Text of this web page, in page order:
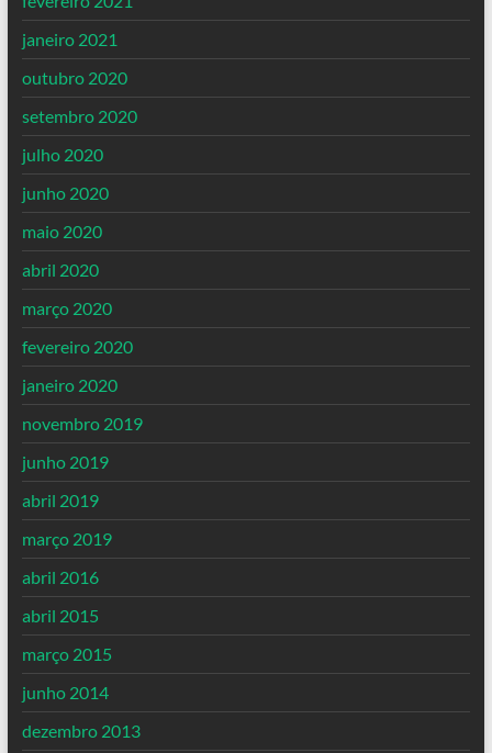
janeiro 2021
outubro 2020
setembro 2020
julho 2020
junho 2020
maio 2020
abril 2020
março 2020
fevereiro 2020
janeiro 2020
novembro 2019
junho 2019
abril 2019
março 2019
abril 2016
abril 2015
março 2015
junho 2014
dezembro 2013